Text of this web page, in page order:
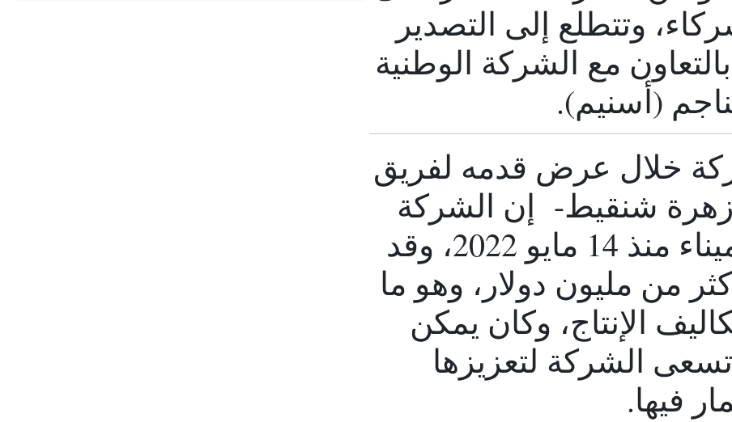
وتتطلع إلى التصدير
بالتعاون مع الشركة الوطنية
(أسنيم).
خلال عرض قدمه لفريق
شنقيط- إن الشركة
لديها باخرة راسية قبالة الميناء منذ 14 مايو 2022، وقد
من مليون دولار، وهو ما
الإنتاج، وكان يمكن
الشركة لتعزيزها
فيها.